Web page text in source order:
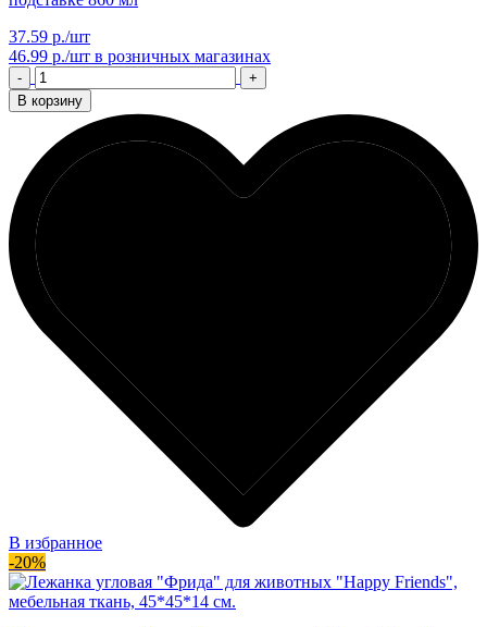
37.59 р./шт
46.99 р./шт в розничных магазинах
-
+
В корзину
В избранное
-20%